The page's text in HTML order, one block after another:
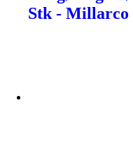
Stk - Millarco